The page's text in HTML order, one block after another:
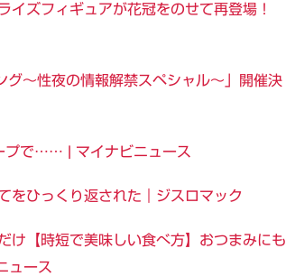
イズフィギュアが花冠をのせて再登場！
〜性夜の情報解禁スペシャル〜」開催決
プで…… | マイナビニュース
をひっくり返された｜ジスロマック
け【時短で美味しい食べ方】おつまみにも
ュース